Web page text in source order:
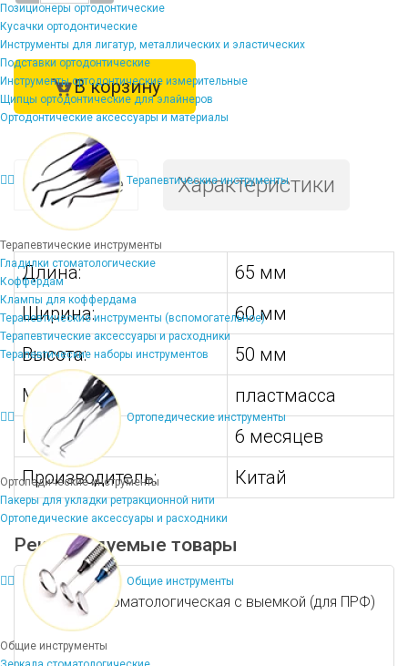
Позиционеры ортодонтические
Кусачки ортодонтические
Инструменты для лигатур, металлических и эластических
Подставки ортодонтические
Инструменты ортодонтические измерительные
Щипцы ортодонтические для элайнеров
Ортодонтические аксессуары и материалы
Терапевтические инструменты
Терапевтические инструменты
Гладилки стоматологические
Коффердам
Клампы для коффердама
Терапевтические инструменты (вспомогательное)
Терапевтические аксессуары и расходники
Терапевтические наборы инструментов
Ортопедические инструменты
Ортопедические инструменты
Пакеры для укладки ретракционной нити
Ортопедические аксессуары и расходники
Общие инструменты
Общие инструменты
В корзину
Описание Характеристики
Длина:
65 мм
Ширина:
60 мм
Высота:
50 мм
Материал:
пластмасса
Гарантия:
6 месяцев
Производитель:
Китай
Рекомендуемые товары
Гладилка стоматологическая с выемкой (для ПРФ)